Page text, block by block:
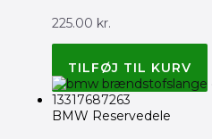
225.00 kr.
BMW ORIGINAL 13537674765
TILFØJ TIL KURV
BMW Reservedele